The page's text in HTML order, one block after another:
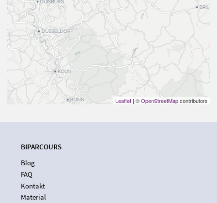
Leaflet | ©OpenStreetMapcontributors
BIPARCOURS
Blog
FAQ
Kontakt
Material